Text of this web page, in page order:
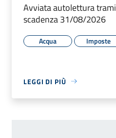
Avviata autolettura
scadenza 31/08/2026
Acqua Imposte
LEGGI DI PIÙ